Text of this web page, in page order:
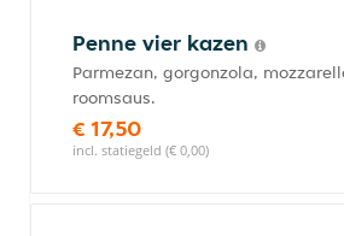
Penne vier kazen
Parmezan, gorgonzola,
roomsaus.
€ 17,50
incl. statiegeld (€ 0,00)